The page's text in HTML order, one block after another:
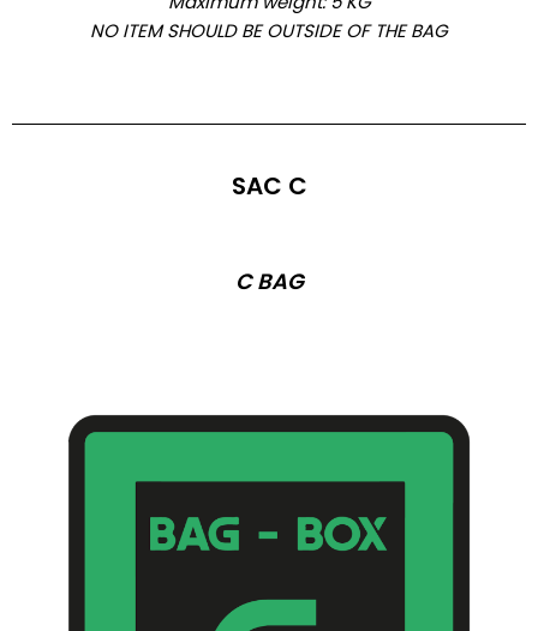
NO ITEM SHOULD BE OUTSIDE OF THE BAG
SAC C
C BAG